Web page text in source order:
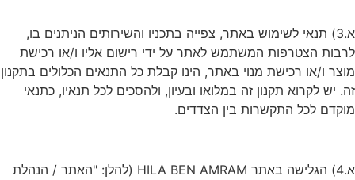
א.3) תנאי לשימוש באתר, צפייה בתכניו והשירותים הניתנים בו,
לרבות הצטרפות המשתמש לאתר על ידי רישום אליו ו/או רכישת
מוצר ו/או רכישת מנוי באתר, הינו קבלת כל התנאים הכלולים בתקנון
זה. יש לקרוא תקנון זה במלואו ובעיון, ולהסכים לכל תנאיו, כתנאי
מוקדם לכל התקשרות בין הצדדים.
א.4) הגלישה באתר HILA BEN AMRAM (להלן: "האתר / הנהלת